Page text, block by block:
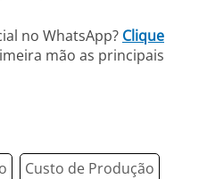
no WhatsApp? Clique
mão as principais
Custo de Produção